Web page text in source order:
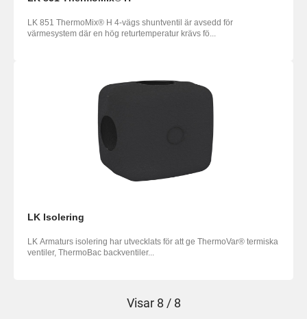
LK 851 ThermoMix® H 4-vägs shuntventil är avsedd för
värmesystem där en hög returtemperatur krävs fö...
LK Isolering
LK Armaturs isolering har utvecklats för att ge ThermoVar® termiska
ventiler, ThermoBac backventiler...
Visar 8 / 8